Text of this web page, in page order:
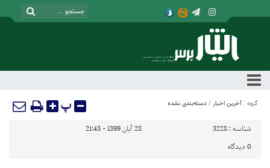
گروه : آخرین اخبار / دسته‌بندی نشده پ
شناسه : 3228
28 آبان 1399 - 21:43
0 دیدگاه